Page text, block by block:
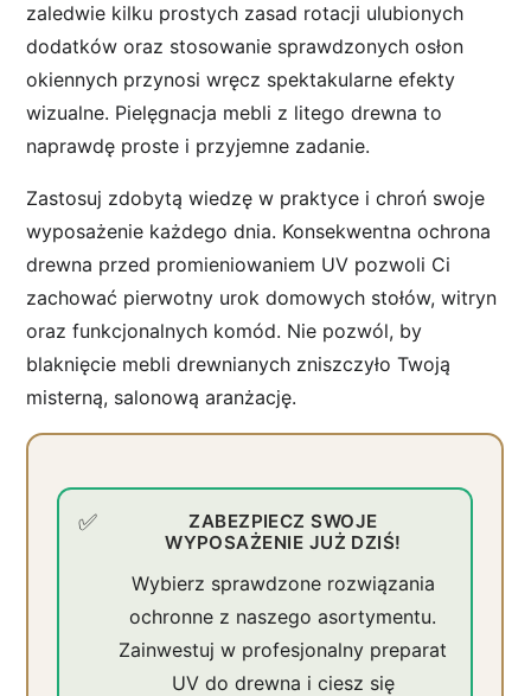
zaledwie kilku prostych zasad rotacji ulubionych
dodatków oraz stosowanie sprawdzonych osłon
okiennych przynosi wręcz spektakularne efekty
wizualne. Pielęgnacja mebli z litego drewna to
naprawdę proste i przyjemne zadanie.
Zastosuj zdobytą wiedzę w praktyce i chroń swoje
wyposażenie każdego dnia. Konsekwentna ochrona
drewna przed promieniowaniem UV pozwoli Ci
zachować pierwotny urok domowych stołów, witryn
oraz funkcjonalnych komód. Nie pozwól, by
blaknięcie mebli drewnianych zniszczyło Twoją
misterną, salonową aranżację.
ZABEZPIECZ SWOJE
WYPOSAŻENIE JUŻ DZIŚ!
Wybierz sprawdzone rozwiązania
ochronne z naszego asortymentu.
Zainwestuj w profesjonalny preparat
UV do drewna i ciesz się